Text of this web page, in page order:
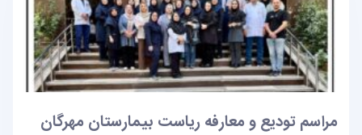
مراسم تودیع و معارفه ریاست بیمارستان مهرگان